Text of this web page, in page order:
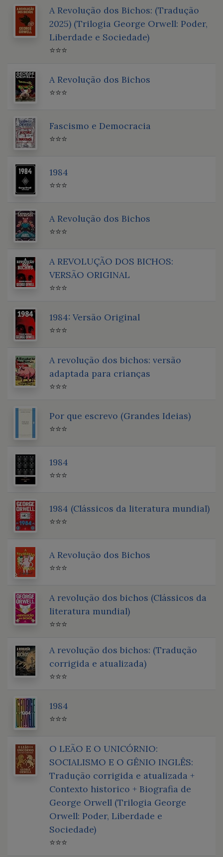
A Revolução dos Bichos: (Tradução
2025) (Trilogia George Orwell: Poder,
Liberdade e Sociedade)
⭐⭐⭐
A Revolução dos Bichos
⭐⭐⭐
Fascismo e Democracia
⭐⭐⭐
1984
⭐⭐⭐
A Revolução dos Bichos
⭐⭐⭐
A REVOLUÇÃO DOS BICHOS:
VERSÃO ORIGINAL
⭐⭐⭐
1984: Versão Original
⭐⭐⭐
A revolução dos bichos: versão
adaptada para crianças
⭐⭐⭐
Por que escrevo (Grandes Ideias)
⭐⭐⭐
1984
⭐⭐⭐
1984 (Clássicos da literatura mundial)
⭐⭐⭐
A Revolução dos Bichos
⭐⭐⭐
A revolução dos bichos (Clássicos da
literatura mundial)
⭐⭐⭐
A revolução dos bichos: (Tradução
corrigida e atualizada)
⭐⭐⭐
1984
⭐⭐⭐
O LEÃO E O UNICÓRNIO:
SOCIALISMO E O GÊNIO INGLÊS:
Tradução corrigida e atualizada +
Contexto historico + Biografia de
George Orwell (Trilogia George
Orwell: Poder, Liberdade e
Sociedade)
⭐⭐⭐